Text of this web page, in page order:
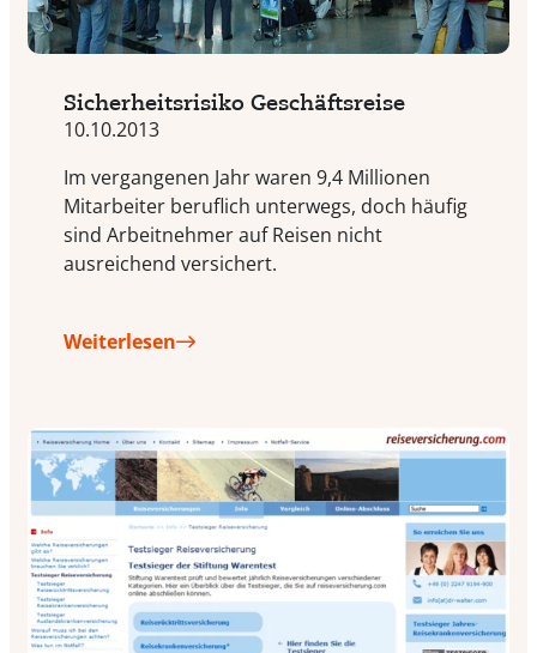
Sicherheitsrisiko Geschäftsreise
10.10.2013
Im vergangenen Jahr waren 9,4 Millionen
Mitarbeiter beruflich unterwegs, doch häufig
sind Arbeitnehmer auf Reisen nicht
ausreichend versichert.
Weiterlesen